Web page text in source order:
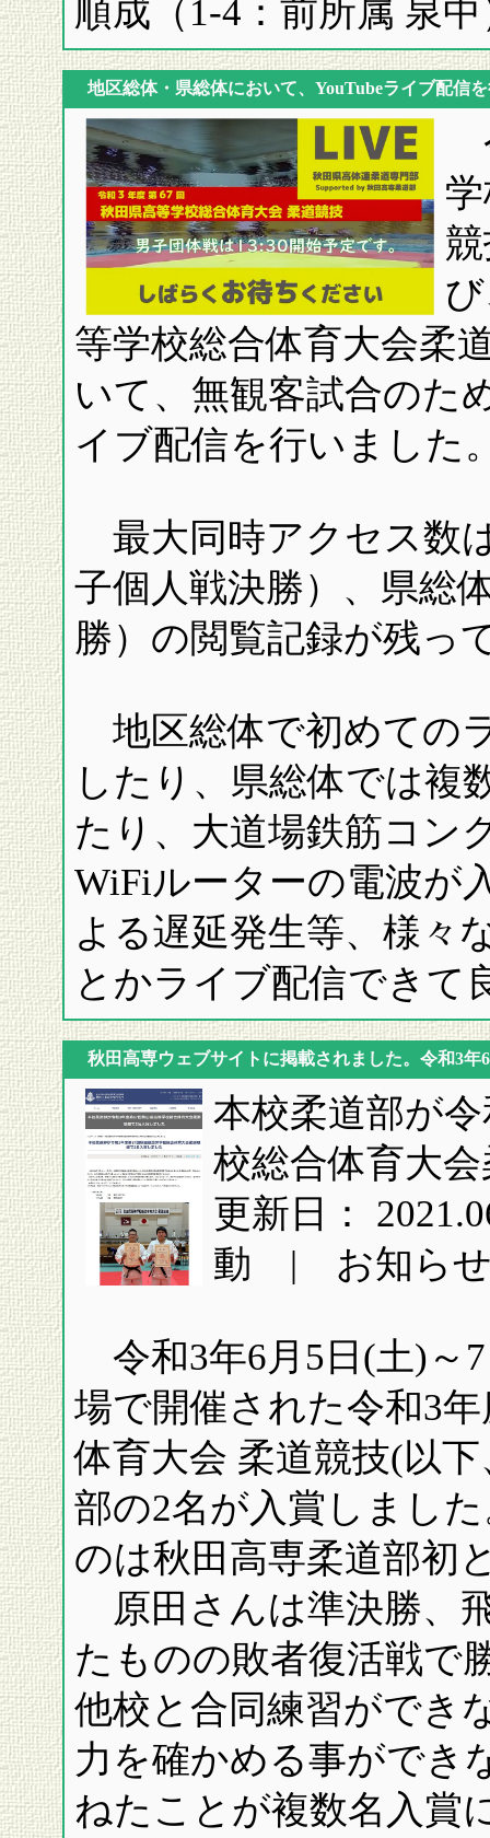
順成（1-4：前所属 泉中
地区総体・県総体において、YouTubeライブ配信
等学校総合体育大会柔
いて、無観客試合のた
イブ配信を行いました
最大同時アクセス数
子個人戦決勝）、県総
勝）の閲覧記録が残っ
地区総体で初めての
したり、県総体では複
たり、大道場鉄筋コン
WiFiルーターの電波が
よる遅延発生等、様々
とかライブ配信できて
秋田高専ウェブサイトに掲載されました。令和3年
本校柔道部が
校総合体育大
更新日：
動 | お知らせ
令和3年6月5日(土)～
場で開催された令和3
体育大会 柔道競技(以
部の2名が入賞しまし
のは秋田高専柔道部初
原田さんは準決勝、
たものの敗者復活戦で
他校と合同練習ができ
力を確かめる事ができ
ねたことが複数名入賞